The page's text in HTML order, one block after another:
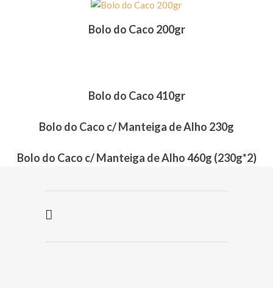
Bolo do Caco 200gr
Bolo do Caco 410gr
Bolo do Caco c/ Manteiga de Alho 230g
Bolo do Caco c/ Manteiga de Alho 460g (230g*2)